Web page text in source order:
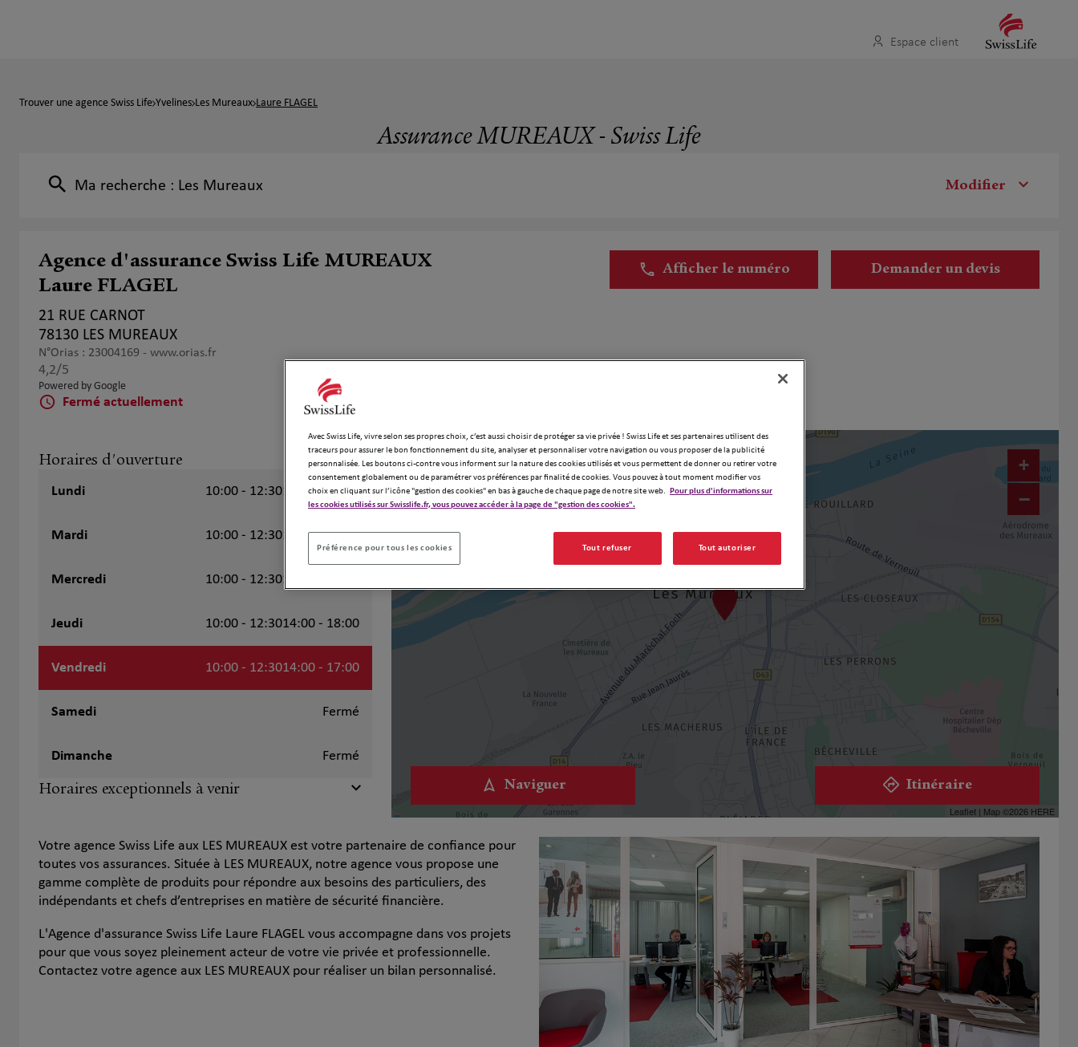
Espace client
Trouver une agence Swiss Life Yvelines Les Mureaux Laure FLAGEL
Assurance MUREAUX - Swiss Life
Ma recherche : Les Mureaux Modifier
Agence d'assurance Swiss Life MUREAUX
Laure FLAGEL
21 RUE CARNOT
78130 LES MUREAUX
N°Orias : 23004169 - www.orias.fr
4,2/5
Powered by Google
Fermé actuellement
Afficher le numéro Demander un devis
Horaires d'ouverture
Lundi 10:00 - 12:3014:00 - 17:00
Mardi 10:00 - 12:3014:00 - 18:00
Mercredi 10:00 - 12:3014:00 - 18:00
Jeudi 10:00 - 12:3014:00 - 18:00
Vendredi 10:00 - 12:3014:00 - 17:00
Samedi Fermé
Dimanche Fermé
Horaires exceptionnels à venir
+
−
Leaflet | Map ©2026 HERE
Naviguer Itinéraire
Votre agence Swiss Life aux LES MUREAUX est votre partenaire de confiance pour
toutes vos assurances. Située à LES MUREAUX, notre agence vous propose une
gamme complète de produits pour répondre aux besoins des particuliers, des
indépendants et chefs d’entreprises en matière de sécurité financière.
L'Agence d'assurance Swiss Life Laure FLAGEL vous accompagne dans vos projets
pour que vous soyez pleinement acteur de votre vie privée et professionnelle.
Contactez votre agence aux LES MUREAUX pour réaliser un bilan personnalisé.
Avec Swiss Life, vivre selon ses propres choix, c’est aussi choisir de protéger sa vie privée ! Swiss Life et ses partenaires utilisent des
traceurs pour assurer le bon fonctionnement du site, analyser et personnaliser votre navigation ou vous proposer de la publicité
personnalisée. Les boutons ci-contre vous informent sur la nature des cookies utilisés et vous permettent de donner ou retirer votre
consentement globalement ou de paramétrer vos préférences par finalité de cookies. Vous pouvez à tout moment modifier vos
choix en cliquant sur l’icône "gestion des cookies" en bas à gauche de chaque page de notre site web. Pour plus d'informations sur
les cookies utilisés sur Swisslife.fr, vous pouvez accéder à la page de "gestion des cookies".
Préférence pour tous les cookies Tout refuser Tout autoriser